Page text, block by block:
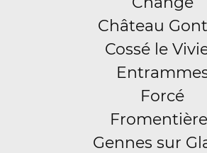
Château
Cossé le
Forcé
Gennes sur